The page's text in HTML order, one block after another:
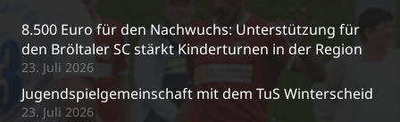
8.500 Euro für den Nachwuchs: Unterstützung für
den Bröltaler SC stärkt Kinderturnen in der Region
23. Juli 2026
Jugendspielgemeinschaft mit dem TuS Winterscheid
23. Juli 2026